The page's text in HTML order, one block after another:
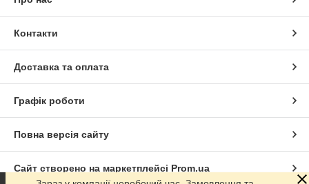
Контакти
Доставка та оплата
Графік роботи
Повна версія сайту
Сайт створено на маркетплейсі Prom.ua